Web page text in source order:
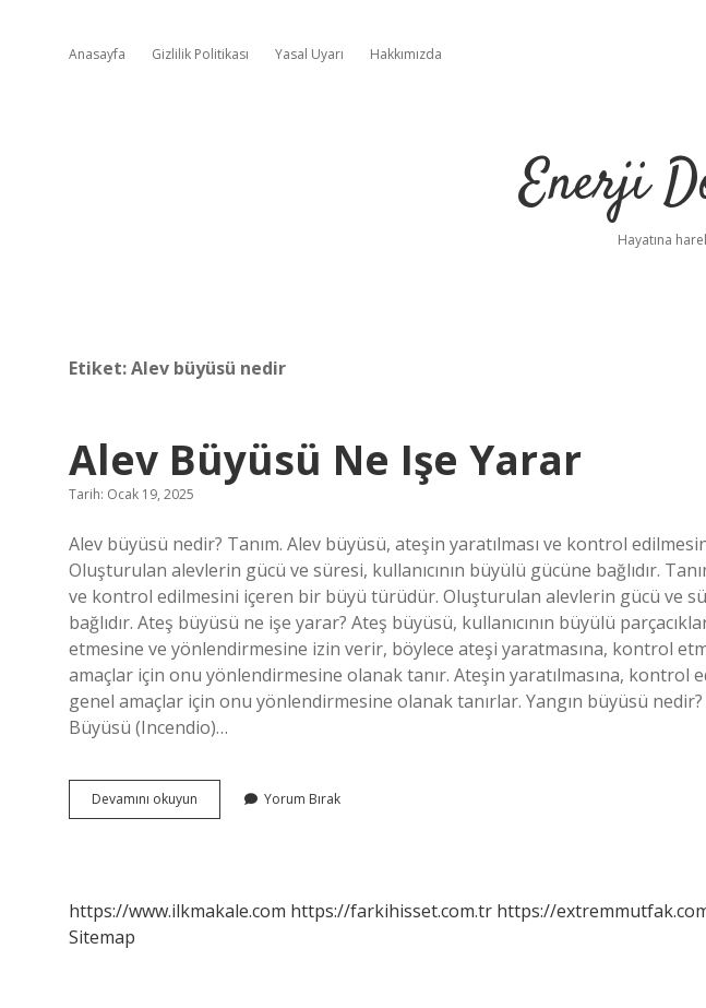
Anasayfa Gizlilik Politikası Yasal Uyarı Hakkımızda
Enerji
Hayatına
Etiket:Alev büyüsü nedir
Alev Büyüsü Ne Işe Yarar
Tarih: Ocak 19, 2025
Alev büyüsü nedir? Tanım. Alev büyüsü, ateşin yaratılması ve kontrol
Oluşturulan alevlerin gücü ve süresi, kullanıcının büyülü gücüne bağlıdır.
ve kontrol edilmesini içeren bir büyü türüdür. Oluşturulan alevlerin gücü ve
bağlıdır. Ateş büyüsü ne işe yarar? Ateş büyüsü, kullanıcının büyülü
etmesine ve yönlendirmesine izin verir, böylece ateşi yaratmasına, kontrol
amaçlar için onu yönlendirmesine olanak tanır. Ateşin yaratılmasına, kontrol
genel amaçlar için onu yönlendirmesine olanak tanırlar. Yangın büyüsü
Büyüsü (Incendio)…
Devamını okuyun
Büyüsü
Yorum Bırak
https://www.ilkmakale.com https://farkihisset.com.tr https://
Sitemap